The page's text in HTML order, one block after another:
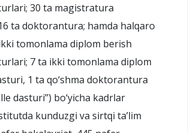
30 ta magistratura
ta doktorantura; hamda halqaro
tomonlama diplom berish
7 ta ikki tomonlama diplom
1 ta qo‘shma doktorantura
dasturi”) bo‘yicha kadrlar
kunduzgi va sirtqi ta’lim